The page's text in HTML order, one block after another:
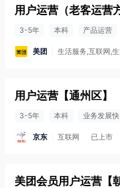
用户运营（老客运营
3-5年 本科 产品运营
美团 生活服务,互联网,
用户运营 【通州区】
3-5年 本科 业务发展快
京东 互联网 已上市
美团会员用户运营 【